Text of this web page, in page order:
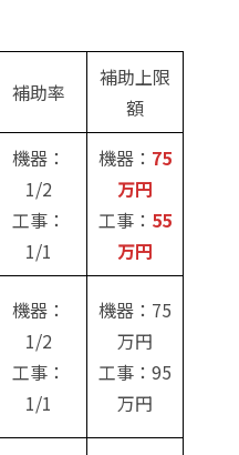
補助率
補助上限
額
機器：
1/2
工事：
1/1
機器： 75
万円
工事： 55
万円
機器：
1/2
工事：
1/1
機器：75
万円
工事：95
万円